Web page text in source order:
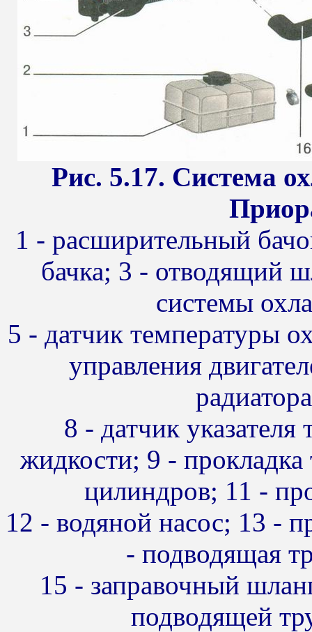
Рис. 5.17. Система
1 - расширительный
бачка; 3 - отводящий
системы
5 - датчик температуры
управления
8 - датчик
жидкости; 9 - прокладка
цилиндров; 11 -
12 - водяной насос; 13 -
- подводящая
15 - заправочный
подводящей